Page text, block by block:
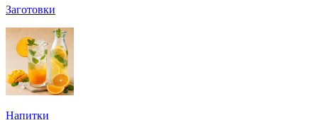
Заготовки
Напитки